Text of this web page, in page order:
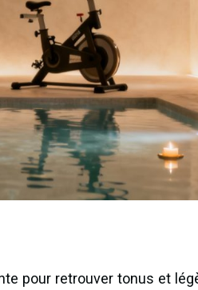
pour retrouver tonus et